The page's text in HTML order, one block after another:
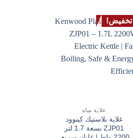
تخفيض!
غلاية مياه
غلاية بلاستيك كينوود
ZJP01 بسعة 1.7 لتر